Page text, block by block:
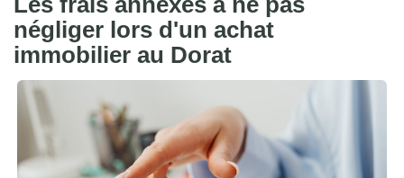
négliger lors d'un achat
immobilier au Dorat